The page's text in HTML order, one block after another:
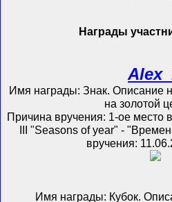
Награды
Имя награды: Знак. Описание
на золотой
Причина вручения: 1-ое место
III "Seasons of year" -
вручения:
Имя награды: Кубок.